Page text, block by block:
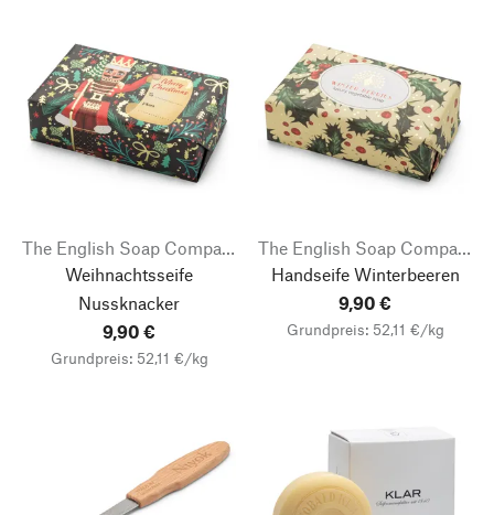
The English Soap Company
Weihnachtsseife
Nussknacker
9,90 €
Grundpreis: 52,11 €/kg
The English Soap Company
Handseife Winterbeeren
9,90 €
Grundpreis: 52,11 €/kg